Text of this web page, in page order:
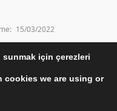
15/03/2022
için çerezleri
cookies we are using or